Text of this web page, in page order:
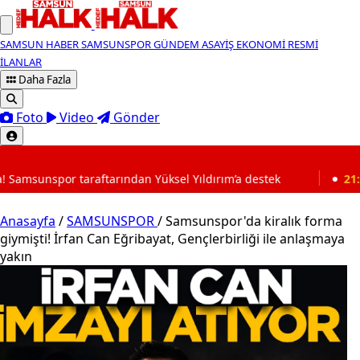
SAMSUN HABERSAMSUNSPORGÜNDEM ASAYİŞ EKONOMİ RESMİ
İLANLAR
Daha Fazla
Foto Video Gönder
Yüksel Yıldırım’a destek 21:56 Milli Güvenlik Kurulu
Anasayfa /SAMSUNSPOR/Samsunspor'da kiralık forma
giymişti! İrfan Can Eğribayat, Gençlerbirliği ile anlaşmaya
yakın